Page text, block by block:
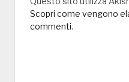
Scopri come vengono
commenti.